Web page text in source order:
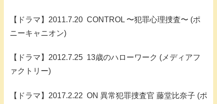
【ドラマ】2011.7.20 CONTROL 〜犯罪心理捜査〜 (ポ
ニーキャニオン)
【ドラマ】2012.7.25 13歳のハローワーク (メディアフ
ァクトリー)
【ドラマ】2017.2.22 ON 異常犯罪捜査官 藤堂比奈子 (ポ